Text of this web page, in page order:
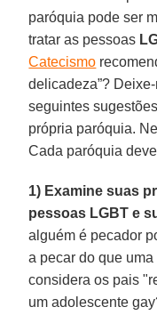
paróquia pode ser
tratar as pessoas
Catecismo
delicadeza”?
seguintes
própria paróquia.
Cada paróquia
1) Examine suas
pessoas LGBT e
alguém é pecador
a pecar do que
considera os pais
um adolescente